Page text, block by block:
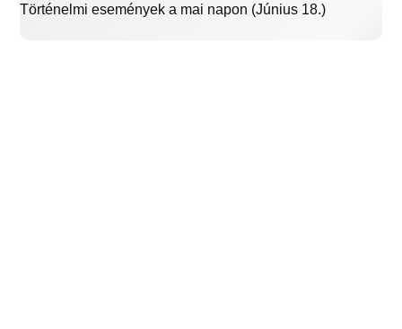
Történelmi események a mai napon (Június 18.)